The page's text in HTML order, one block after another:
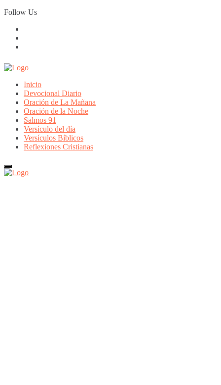
Skip
to
Follow Us
Inicio
Devocional Diario
Oración de La Mañana
Oración de la Noche
Salmos 91
Versículo del día
Versículos Bíblicos
Reflexiones Cristianas